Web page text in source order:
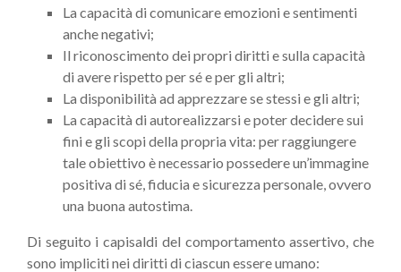
La capacità di comunicare emozioni e sentimenti
anche negativi;
Il riconoscimento dei propri diritti e sulla capacità
di avere rispetto per sé e per gli altri;
La disponibilità ad apprezzare se stessi e gli altri;
La capacità di autorealizzarsi e poter decidere sui
fini e gli scopi della propria vita: per raggiungere
tale obiettivo è necessario possedere un’immagine
positiva di sé, fiducia e sicurezza personale, ovvero
una buona autostima.
Di seguito i capisaldi del comportamento assertivo, che
sono impliciti nei diritti di ciascun essere umano: